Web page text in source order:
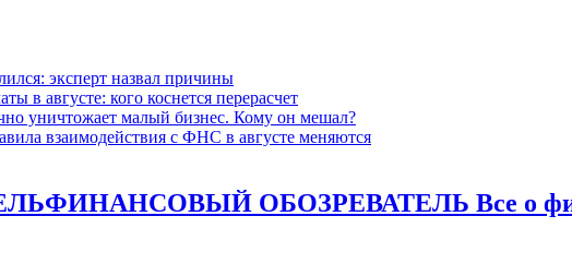
эксперт назвал причины
в августе: кого коснется перерасчет
уничтожает малый бизнес. Кому он мешал?
взаимодействия с ФНС в августе меняются
ФИНАНСОВЫЙ ОБОЗРЕВАТЕЛЬ Все о